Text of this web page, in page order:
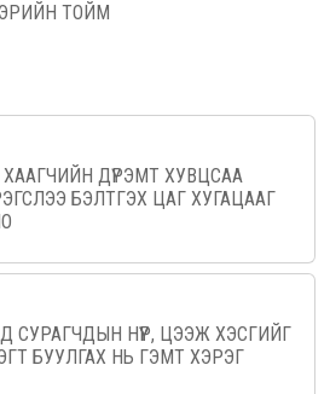
ТОЙМ
ДҮРЭМТ ХУВЦСАА
БЭЛТГЭХ ЦАГ ХУГАЦААГ
СУРАГЧДЫН НҮҮР, ЦЭЭЖ ХЭСГИЙГ
БУУЛГАХ НЬ ГЭМТ ХЭРЭГ